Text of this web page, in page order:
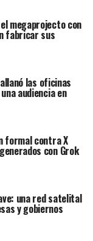
megaprojecto con
fabricar sus
las oficinas
audiencia en
formal contra X
con Grok
una red satelital
y gobiernos